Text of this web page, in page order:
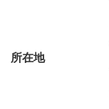
所在地